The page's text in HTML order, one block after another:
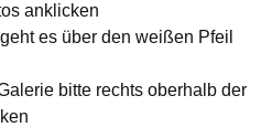
anklicken
es über den weißen Pfeil
bitte rechts oberhalb der